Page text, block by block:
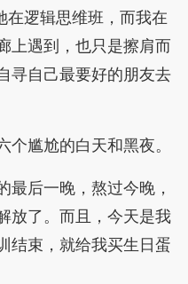
在逻辑思维班，而我在
上遇到，也只是擦肩而
寻自己最要好的朋友去
尴尬的白天和黑夜。
最后一晚，熬过今晚，
放了。而且，今天是我
结束，就给我买生日蛋